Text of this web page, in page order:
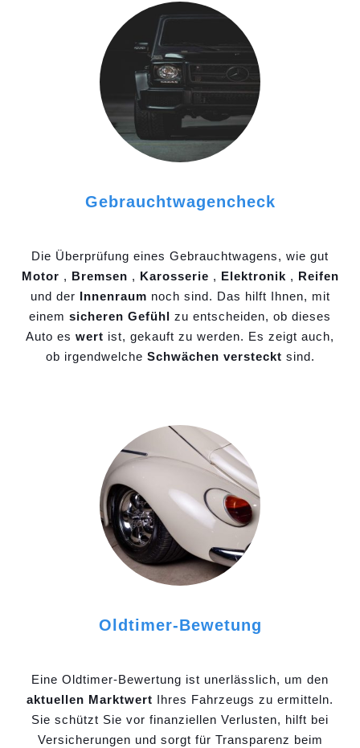
Gebrauchtwagencheck
Die Überprüfung eines Gebrauchtwagens, wie gut
Motor , Bremsen , Karosserie , Elektronik , Reifen
und der Innenraum noch sind. Das hilft Ihnen, mit
einem sicheren Gefühl zu entscheiden, ob dieses
Auto es wert ist, gekauft zu werden. Es zeigt auch,
ob irgendwelche Schwächen versteckt sind.
Oldtimer-Bewetung
Eine Oldtimer-Bewertung ist unerlässlich, um den
aktuellen Marktwert Ihres Fahrzeugs zu ermitteln.
Sie schützt Sie vor finanziellen Verlusten, hilft bei
Versicherungen und sorgt für Transparenz beim